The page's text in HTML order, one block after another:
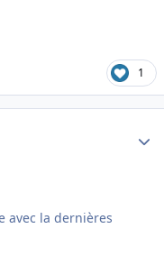
1
avec la dernières